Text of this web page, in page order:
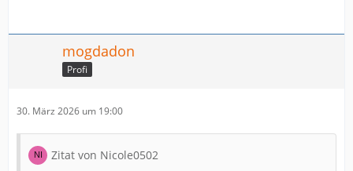
mogdadon
Profi
30. März 2026 um 19:00
Zitat von Nicole0502